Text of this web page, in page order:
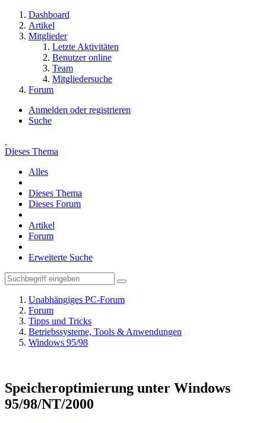
Dashboard
Artikel
Mitglieder
Letzte Aktivitäten
Benutzer online
Team
Mitgliedersuche
Forum
Anmelden oder registrieren
Suche
Dieses Thema
Alles
Dieses Thema
Dieses Forum
Artikel
Forum
Erweiterte Suche
Unabhängiges PC-Forum
Forum
Tipps und Tricks
Betriebssysteme, Tools & Anwendungen
Windows 95/98
Speicheroptimierung unter Windows
95/98/NT/2000